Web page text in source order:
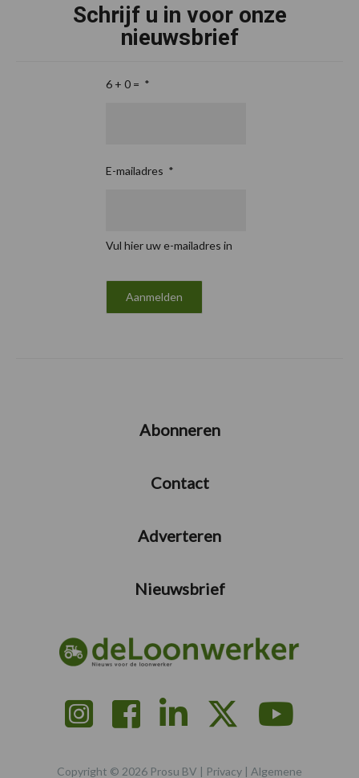
Schrijf u in voor onze
nieuwsbrief
6 + 0 = *
E-mailadres *
Vul hier uw e-mailadres in
Abonneren
Contact
Adverteren
Nieuwsbrief
Copyright © 2026 Prosu BV | Privacy | Algemene